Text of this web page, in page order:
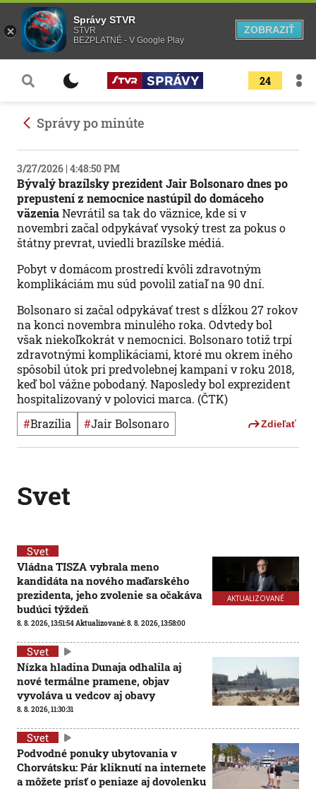
24
Správy po minúte
3/27/2026 | 4:48:50 PM
Bývalý brazílsky prezident Jair Bolsonaro dnes po
prepustení z nemocnice nastúpil do domáceho
väzeniaNevrátil sa tak do väznice, kde si v
novembri začal odpykávať vysoký trest za pokus o
štátny prevrat, uviedli brazílske médiá.
Pobyt v domácom prostredí kvôli zdravotným
komplikáciám mu súd povolil zatiaľ na 90 dní.
Bolsonaro si začal odpykávať trest s dĺžkou 27 rokov
na konci novembra minulého roka. Odvtedy bol
však niekoľkokrát v nemocnici. Bolsonaro totiž trpí
zdravotnými komplikáciami, ktoré mu okrem iného
spôsobil útok pri predvolebnej kampani v roku 2018,
keď bol vážne pobodaný. Naposledy bol exprezident
hospitalizovaný v polovici marca. (ČTK)
# Brazília # Jair Bolsonaro Zdieľať
Svet
AKTUALIZOVANÉ
Svet
Vládna TISZA vybrala meno
kandidáta na nového maďarského
prezidenta, jeho zvolenie sa očakáva
budúci týždeň
8. 8. 2026, 13:51:54Aktualizované:8. 8. 2026, 13:58:00
Svet
Nízka hladina Dunaja odhalila aj
nové termálne pramene, objav
vyvoláva u vedcov aj obavy
8. 8. 2026, 11:30:31
Svet
Podvodné ponuky ubytovania v
Chorvátsku: Pár kliknutí na internete
a môžete prísť o peniaze aj dovolenku
Správy STVR
STVR
BEZPLATNÉ - V Google Play
ZOBRAZIŤ